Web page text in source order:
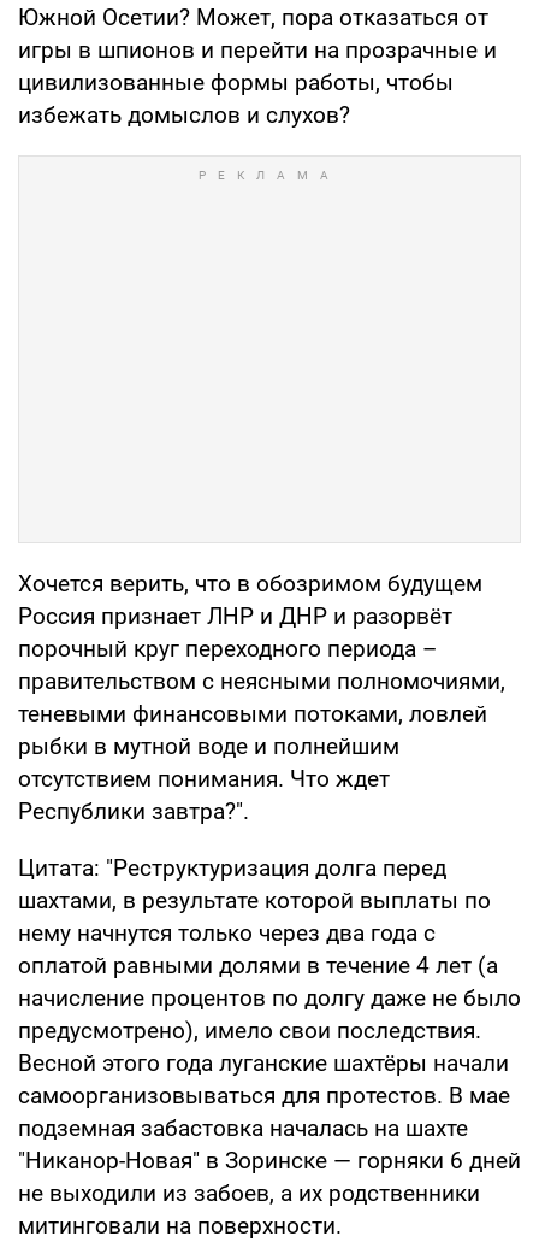
Южной Осетии? Может, пора отказаться от
игры в шпионов и перейти на прозрачные и
цивилизованные формы работы, чтобы
избежать домыслов и слухов?
Хочется верить, что в обозримом будущем
Россия признает ЛНР и ДНР и разорвёт
порочный круг переходного периода –
правительством с неясными полномочиями,
теневыми финансовыми потоками, ловлей
рыбки в мутной воде и полнейшим
отсутствием понимания. Что ждет
Республики завтра?".
Цитата: "Реструктуризация долга перед
шахтами, в результате которой выплаты по
нему начнутся только через два года с
оплатой равными долями в течение 4 лет (а
начисление процентов по долгу даже не было
предусмотрено), имело свои последствия.
Весной этого года луганские шахтёры начали
самоорганизовываться для протестов. В мае
подземная забастовка началась на шахте
"Никанор-Новая" в Зоринске — горняки 6 дней
не выходили из забоев, а их родственники
митинговали на поверхности.